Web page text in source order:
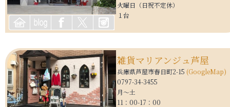
火曜日（日祝不定休）
１台
雑貨マリアンジュ芦屋
兵庫県芦屋市春日町2-15 (GoogleMap)
0797-34-3455
月～土
11：00-17：00